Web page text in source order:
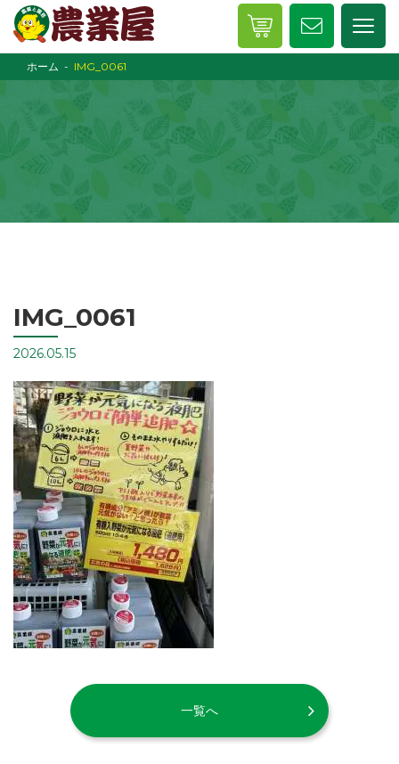
ホーム IMG_0061
IMG_0061
2026.05.15
一覧へ